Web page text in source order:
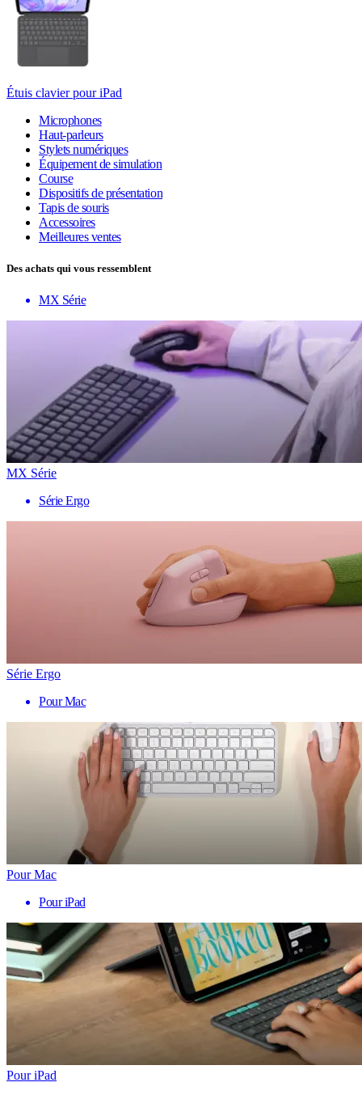
Étuis clavier pour iPad
Microphones
Haut-parleurs
Stylets numériques
Équipement de simulation
Course
Dispositifs de présentation
Tapis de souris
Accessoires
Meilleures ventes
Des achats qui vous ressemblent
MX Série
MX Série
Série Ergo
Série Ergo
Pour Mac
Pour Mac
Pour iPad
Pour iPad